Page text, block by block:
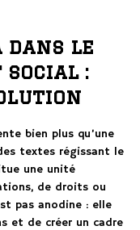
dans le
social :
bien plus qu’une
textes régissant le
une unité
de droits ou
pas anodine : elle
et de créer un cadre